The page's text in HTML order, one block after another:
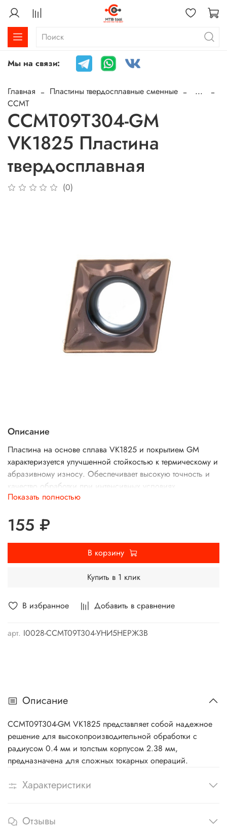
Мы на связи:
Главная Пластины твердосплавные сменные
...
CCMT
CCMT09T304-GM
VK1825 Пластина
твердосплавная
(0)
В избранное Добавить в сравнение
арт. I0028-CCMT09T304-УНИ5НЕРЖ3В
Описание
Пластина на основе сплава VK1825 и покрытием GM
характеризуется улучшенной стойкостью к термическому и
абразивному износу. Обеспечивает высокую точность и
качество обработки при интенсивных условиях
эксплуатации, позволяя увеличить время безотказной
Показать полностью
155 ₽
В корзину
Купить в 1 клик
Описание
CCMT09T304-GM VK1825 представляет собой надежное
решение для высокопроизводительной обработки с
радиусом 0.4 мм и толстым корпусом 2.38 мм,
предназначена для сложных токарных операций.
Характеристики
Отзывы